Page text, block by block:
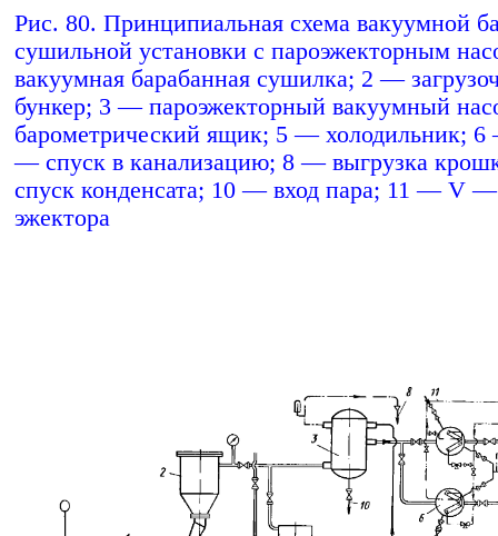
Рис. 80. Принципиальная схема вакуумной
сушильной установки с пароэжекторным
вакуумная барабанная сушилка; 2 —
бункер; 3 — пароэжекторный вакуумный
барометрический ящик; 5 — холодильник;
— спуск в канализацию; 8 — выгрузка
спуск конденсата; 10 — вход пара; 11 — V
эжектора